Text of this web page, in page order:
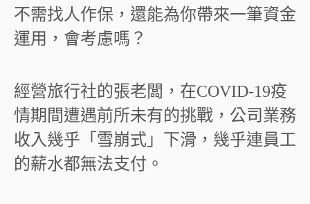
不需找人作保，還能為你帶來一筆資金
運用，會考慮嗎？
經營旅行社的張老闆，在COVID-19疫
情期間遭遇前所未有的挑戰，公司業務
收入幾乎「雪崩式」下滑，幾乎連員工
的薪水都無法支付。